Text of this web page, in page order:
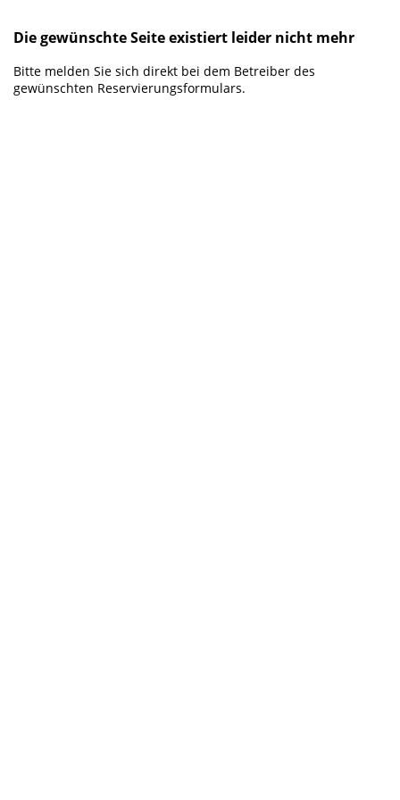
Die gewünschte Seite existiert leider nicht mehr
Bitte melden Sie sich direkt bei dem Betreiber des
gewünschten Reservierungsformulars.